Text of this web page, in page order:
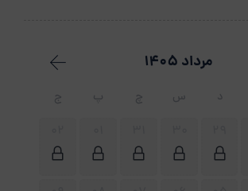
مرداد 1405
د س چ پ ج